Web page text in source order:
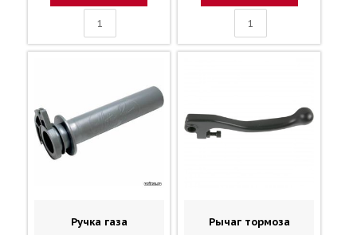
Ручка газа Рычаг тормоза